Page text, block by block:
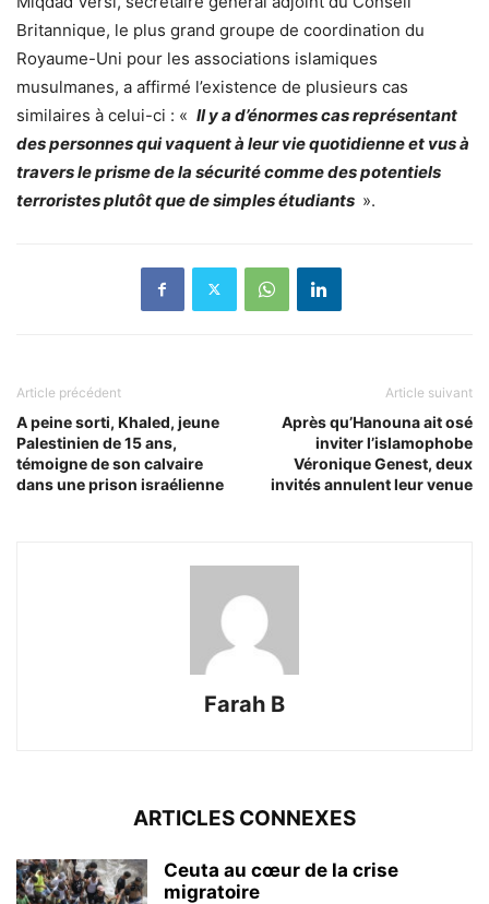
Britannique, le plus grand groupe de coordination du
Royaume-Uni pour les associations islamiques
musulmanes, a affirmé l’existence de plusieurs cas
similaires à celui-ci : « Il y a d’énormes cas représentant
des personnes qui vaquent à leur vie quotidienne et vus à
travers le prisme de la sécurité comme des potentiels
terroristes plutôt que de simples étudiants ».
Article précédent
A peine sorti, Khaled, jeune
Palestinien de 15 ans,
témoigne de son calvaire
dans une prison israélienne
Article suivant
Après qu’Hanouna ait osé
inviter l’islamophobe
Véronique Genest, deux
invités annulent leur venue
Farah B
ARTICLES CONNEXES
Ceuta au cœur de la crise
migratoire